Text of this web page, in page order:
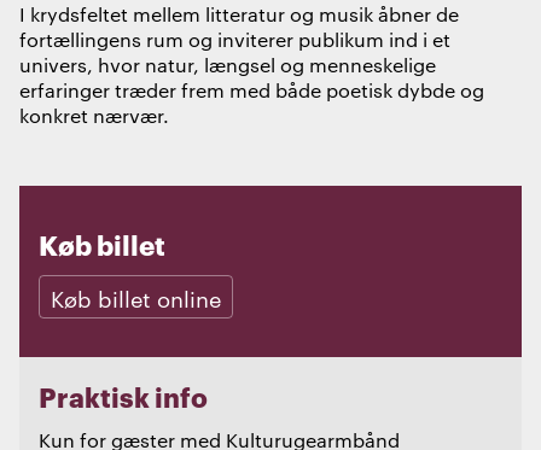
I krydsfeltet mellem litteratur og musik åbner de
fortællingens rum og inviterer publikum ind i et
univers, hvor natur, længsel og menneskelige
erfaringer træder frem med både poetisk dybde og
konkret nærvær.
Køb billet
Køb billet online
Praktisk info
Kun for gæster med Kulturugearmbånd